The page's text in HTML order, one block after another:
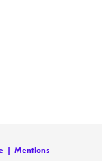
| Mentions